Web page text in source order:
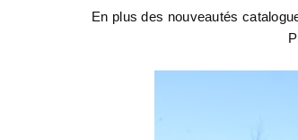
En plus des nouveautés